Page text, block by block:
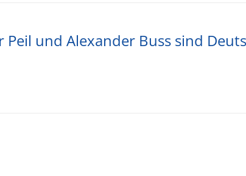
und Alexander Buss sind